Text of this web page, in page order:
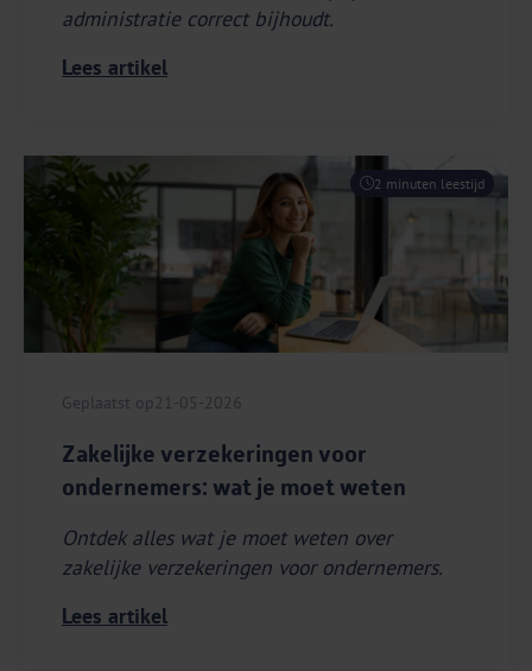
administratie correct bijhoudt.
Lees artikel
2 minuten leestijd
Geplaatst op 21-05-2026
Zakelijke verzekeringen voor
ondernemers: wat je moet weten
Ontdek alles wat je moet weten over
zakelijke verzekeringen voor ondernemers.
Lees artikel